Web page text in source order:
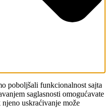
poboljšali funkcionalnost sajta
saglasnosti omogućavate
uskraćivanje može